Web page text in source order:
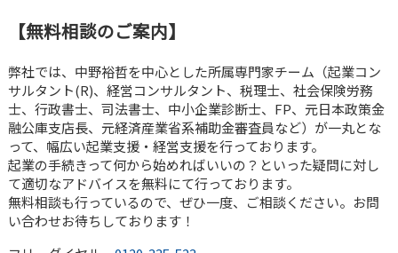
【無料相談のご案内】
弊社では、中野裕哲を中心とした所属専門家チーム（起業コン
サルタント(R)、経営コンサルタント、税理士、社会保険労務
士、行政書士、司法書士、中小企業診断士、FP、元日本政策金
融公庫支店長、元経済産業省系補助金審査員など）が一丸とな
って、幅広い起業支援・経営支援を行っております。
起業の手続きって何から始めればいいの？といった疑問に対し
て適切なアドバイスを無料にて行っております。
無料相談も行っているので、ぜひ一度、ご相談ください。お問
い合わせお待ちしております！